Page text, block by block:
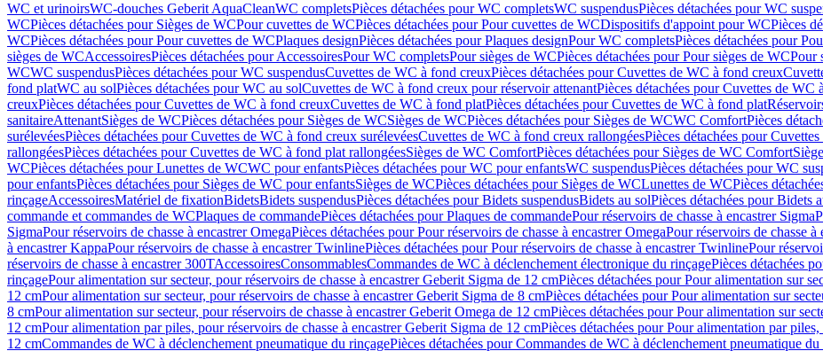
WC et urinoirsWC-douches Geberit AquaCleanWC completsPièces détachées pour WC completsWC suspendusPièces détachées pour WC
WCPièces détachées pour Sièges de WCPour cuvettes de WCPièces détachées pour Pour cuvettes de WCDispositifs d'appoint pour WCPièces
WCPièces détachées pour Pour cuvettes de WCPlaques designPièces détachées pour Plaques designPour WC completsPièces détachées pour
sièges de WCAccessoiresPièces détachées pour AccessoiresPour WC completsPour sièges de WCPièces détachées pour Pour sièges de WCPour
WCWC suspendusPièces détachées pour WC suspendusCuvettes de WC à fond creuxPièces détachées pour Cuvettes de WC à fond creux
fond platWC au solPièces détachées pour WC au solCuvettes de WC à fond creux pour réservoir attenantPièces détachées pour Cuvettes de
creuxPièces détachées pour Cuvettes de WC à fond creuxCuvettes de WC à fond platPièces détachées pour Cuvettes de WC à fond plat
sanitaireAttenantSièges de WCPièces détachées pour Sièges de WCSièges de WCPièces détachées pour Sièges de WCWC ComfortPièces
surélevéesPièces détachées pour Cuvettes de WC à fond creux surélevéesCuvettes de WC à fond creux rallongéesPièces détachées pour
rallongéesPièces détachées pour Cuvettes de WC à fond plat rallongéesSièges de WC ComfortPièces détachées pour Sièges de WC Comfort
WCPièces détachées pour Lunettes de WCWC pour enfantsPièces détachées pour WC pour enfantsWC suspendusPièces détachées pour WC
pour enfantsPièces détachées pour Sièges de WC pour enfantsSièges de WCPièces détachées pour Sièges de WCLunettes de WCPièces
rinçageAccessoiresMatériel de fixationBidetsBidets suspendusPièces détachées pour Bidets suspendusBidets au solPièces détachées pour Bidets
commande et commandes de WCPlaques de commandePièces détachées pour Plaques de commandePour réservoirs de chasse à encastrer Sigma
SigmaPour réservoirs de chasse à encastrer OmegaPièces détachées pour Pour réservoirs de chasse à encastrer OmegaPour réservoirs de chasse à
à encastrer KappaPour réservoirs de chasse à encastrer TwinlinePièces détachées pour Pour réservoirs de chasse à encastrer TwinlinePour
réservoirs de chasse à encastrer 300TAccessoiresConsommablesCommandes de WC à déclenchement électronique du rinçagePièces détachées
rinçagePour alimentation sur secteur, pour réservoirs de chasse à encastrer Geberit Sigma de 12 cmPièces détachées pour Pour alimentation sur
12 cmPour alimentation sur secteur, pour réservoirs de chasse à encastrer Geberit Sigma de 8 cmPièces détachées pour Pour alimentation sur
8 cmPour alimentation sur secteur, pour réservoirs de chasse à encastrer Geberit Omega de 12 cmPièces détachées pour Pour alimentation sur
12 cmPour alimentation par piles, pour réservoirs de chasse à encastrer Geberit Sigma de 12 cmPièces détachées pour Pour alimentation par
12 cmCommandes de WC à déclenchement pneumatique du rinçagePièces détachées pour Commandes de WC à déclenchement pneumatique